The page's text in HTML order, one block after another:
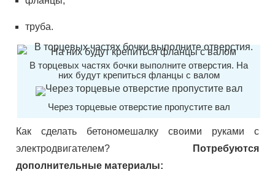
труба.
В торцевых частях бочки выполните отверстия. На
них будут крепиться фланцы с валом
Через торцевые отверстие пропустите вал
Как сделать бетономешалку своими руками с
электродвигателем? Потребуются
дополнительные материалы: